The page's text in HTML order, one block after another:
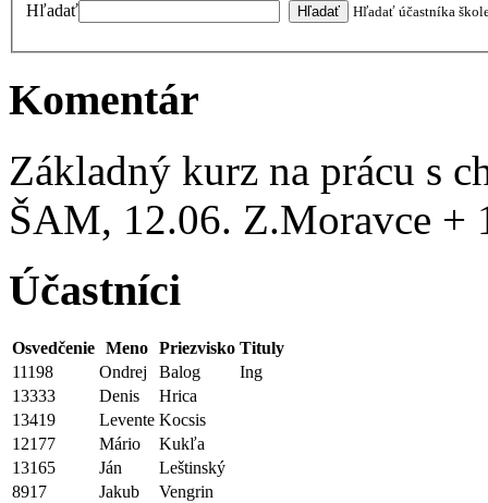
Hľadať Hľadať účastníka
Komentár
Základný kurz na prácu s
ŠAM, 12.06. Z.Moravce +
Účastníci
Osvedčenie Meno Priezvisko Tituly
11198
Ondrej Balog
Ing
13333
Denis
Hrica
13419
Levente Kocsis
12177
Mário
Kukľa
13165
Ján
Leštinský
8917
Jakub Vengrin